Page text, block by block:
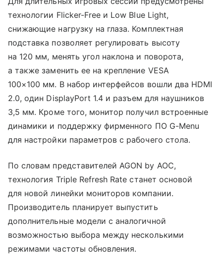
технологии Flicker-Free и Low Blue Light,
снижающие нагрузку на глаза. Комплектная
подставка позволяет регулировать высоту
на 120 мм, менять угол наклона и поворота,
а также заменить ее на крепление VESA
100×100 мм. В набор интерфейсов вошли два HDMI
2.0, один DisplayPort 1.4 и разъем для наушников
3,5 мм. Кроме того, монитор получил встроенные
динамики и поддержку фирменного ПО G-Menu
для настройки параметров с рабочего стола.
По словам представителей AGON by AOC,
технология Triple Refresh Rate станет основой
для новой линейки мониторов компании.
Производитель планирует выпустить
дополнительные модели с аналогичной
возможностью выбора между несколькими
режимами частоты обновления.